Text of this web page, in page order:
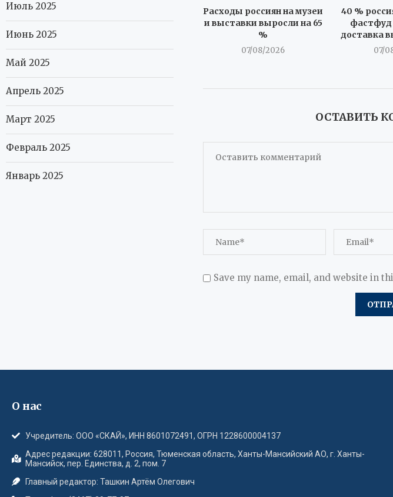
Расходы россиян на музеи
и выставки выросли на 65
%
07/08/2026
40 %
фастфуд
доставка
07/
ОСТАВИТЬ
Save my name, email, and website in
Июль 2025
Июнь 2025
Май 2025
Апрель 2025
Март 2025
Февраль 2025
Январь 2025
О нас
Учредитель: ООО «СКАЙ», ИНН 8601072491, ОГРН 1228600004137
Адрес редакции: 628011, Россия, Тюменская область, Ханты-Мансийский АО, г. Ханты-
Мансийск, пер. Единства, д. 2, пом. 7
Главный редактор: Ташкин Артём Олегович